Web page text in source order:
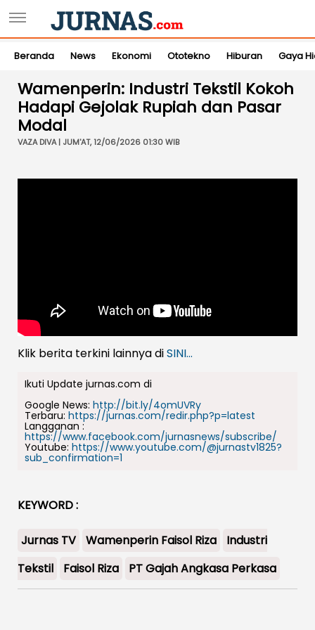
Beranda News Ekonomi Ototekno Hiburan Gaya
Wamenperin: Industri Tekstil Kokoh
Hadapi Gejolak Rupiah dan Pasar
Modal
VAZA DIVA | JUM'AT, 12/06/2026 01:30 WIB
Klik berita terkini lainnya diSINI...
Ikuti Update jurnas.com di
Google News: http://bit.ly/4omUVRy
Terbaru: https://jurnas.com/redir.php?p=latest
Langganan :
https://www.facebook.com/jurnasnews/subscribe/
Youtube: https://www.youtube.com/@jurnastv1825?
sub_confirmation=1
KEYWORD :
Jurnas TV Wamenperin Faisol Riza
Industri
Tekstil
Faisol Riza PT Gajah Angkasa Perkasa